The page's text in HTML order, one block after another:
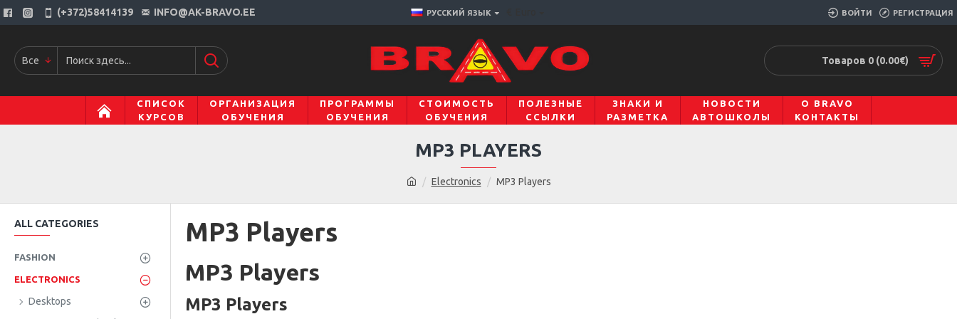
(+372)58414139 INFO@AK-BRAVO.EE РУССКИЙ ЯЗЫК ВОЙТИ РЕГИСТРАЦИЯ
Все Товаров 0 (0.00€)
СПИСОК
КУРСОВ
ОРГАНИЗАЦИЯ
ОБУЧЕНИЯ
ПРОГРАММЫ
ОБУЧЕНИЯ
СТОИМОСТЬ
ОБУЧЕНИЯ
ПОЛЕЗНЫЕ
ССЫЛКИ
ЗНАКИ И
РАЗМЕТКА
НОВОСТИ
АВТОШКОЛЫ
О BRAVO
КОНТАКТЫ
Electronics MP3 Players
MP3 PLAYERS
ALL CATEGORIES
FASHION
ELECTRONICS
Desktops
MP3 Players
MP3 Players
MP3 Players